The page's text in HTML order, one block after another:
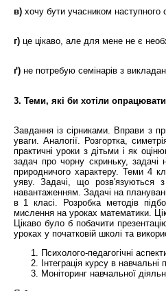
в)хочу бути учасником наступного
г)це цікаво, але для мене не є
ґ)не потребую семінарів з
3. Теми, які би хотіли
Завдання із сірниками. Вправи з
уваги. Аналогії. Розгортка,
практичні уроки з дітьми і як
задач про чорну скриньку, задачі
природничого характеру. Теми 4
уяву. Задачі, що розв'язуються
навантаженням. Задачі на
в 1 класі. Розробка методів
мислення на уроках математики.
Цікаво було б побачити
уроках у початковій школі та
Психолого-педагогічні
Інтеграція курсу в
Моніторинг навчальної